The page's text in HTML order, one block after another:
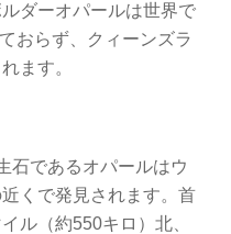
ダーオパールは世界で
おらず、クィーンズラ
ます。
石であるオパールはウ
くで発見されます。首
ル（約550キロ）北、